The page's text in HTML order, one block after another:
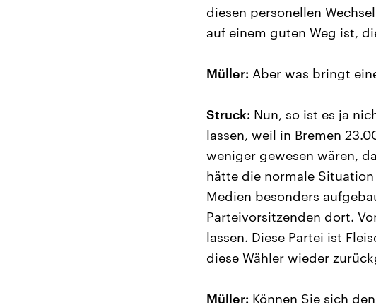
diesen personellen
auf einem guten Weg ist,
Müller: Aber was bringt
Struck: Nun, so ist es ja
lassen, weil in Bremen
weniger gewesen wären,
hätte die normale
Medien besonders
Parteivorsitzenden dort.
lassen. Diese Partei ist
diese Wähler wieder
Müller: Können Sie sich